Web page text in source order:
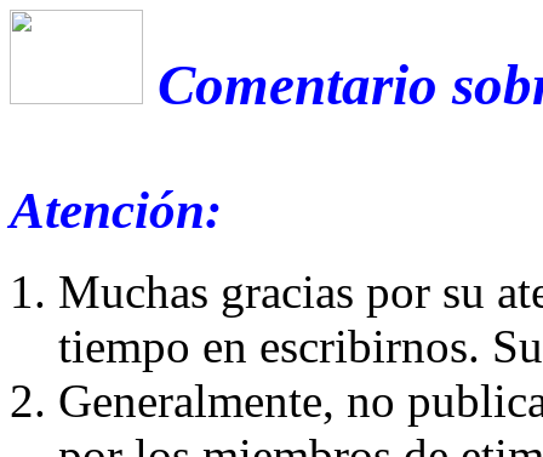
Comentario
Atención:
Muchas gracias por su
tiempo en escribirnos.
Generalmente, no